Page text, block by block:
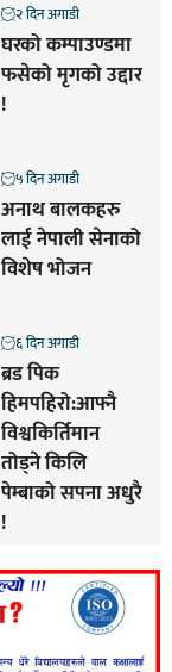
घरको कम्पाउण्डमा
फसेको मृगको उद्दार
!
२ दिन अगाडी
अनाथ बालकहरु
लाई नेपाली सेनाको
विशेष भोजन
५ दिन अगाडी
ब्रड पिक
हिमपहिरो:आफ्नै
विश्वकिर्तिमान
तोड्ने किलि
पेम्बाको सपना अधुरै
!
६ दिन अगाडी